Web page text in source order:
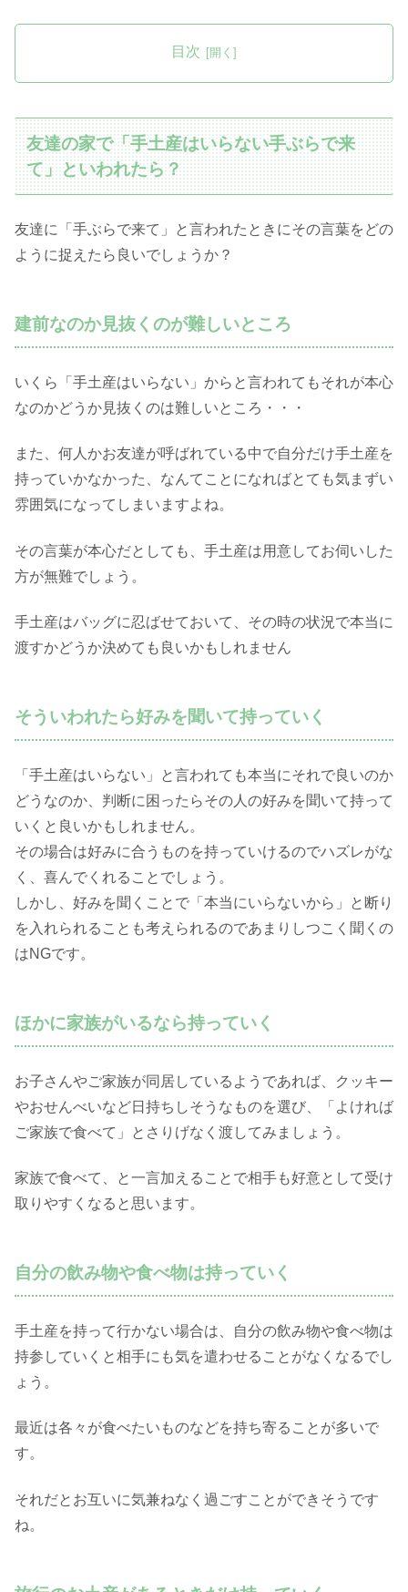
目次
友達の家で「手土産はいらない手ぶらで来
て」といわれたら？
友達に「手ぶらで来て」と言われたときにその言葉をどの
ように捉えたら良いでしょうか？
建前なのか見抜くのが難しいところ
いくら「手土産はいらない」からと言われてもそれが本心
なのかどうか見抜くのは難しいところ・・・
また、何人かお友達が呼ばれている中で自分だけ手土産を
持っていかなかった、なんてことになればとても気まずい
雰囲気になってしまいますよね。
その言葉が本心だとしても、手土産は用意してお伺いした
方が無難でしょう。
手土産はバッグに忍ばせておいて、その時の状況で本当に
渡すかどうか決めても良いかもしれません
そういわれたら好みを聞いて持っていく
「手土産はいらない」と言われても本当にそれで良いのか
どうなのか、判断に困ったらその人の好みを聞いて持って
いくと良いかもしれません。
その場合は好みに合うものを持っていけるのでハズレがな
く、喜んでくれることでしょう。
しかし、好みを聞くことで「本当にいらないから」と断り
を入れられることも考えられるのであまりしつこく聞くの
はNGです。
ほかに家族がいるなら持っていく
お子さんやご家族が同居しているようであれば、クッキー
やおせんべいなど日持ちしそうなものを選び、「よければ
ご家族で食べて」とさりげなく渡してみましょう。
家族で食べて、と一言加えることで相手も好意として受け
取りやすくなると思います。
自分の飲み物や食べ物は持っていく
手土産を持って行かない場合は、自分の飲み物や食べ物は
持参していくと相手にも気を遣わせることがなくなるでし
ょう。
最近は各々が食べたいものなどを持ち寄ることが多いで
す。
それだとお互いに気兼ねなく過ごすことができそうです
ね。